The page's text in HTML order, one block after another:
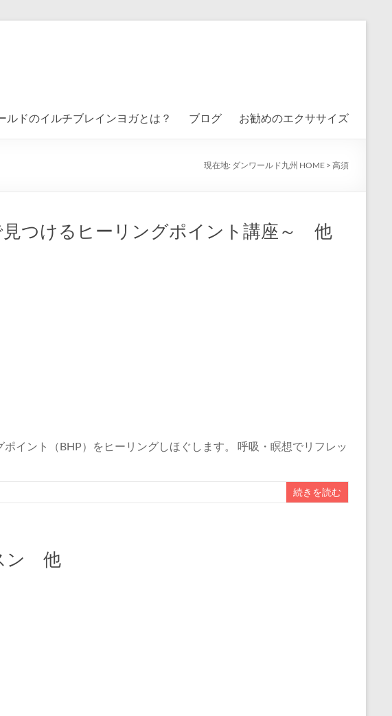
ルドのイルチブレインヨガとは？ ブログ お勧めのエクササイズ
現在地: ダンワールド九州 HOME > 高須
見つけるヒーリングポイント講座～ 他
イント（BHP）をヒーリングしほぐします。 呼吸・瞑想でリフレッ
続きを読む
ン 他